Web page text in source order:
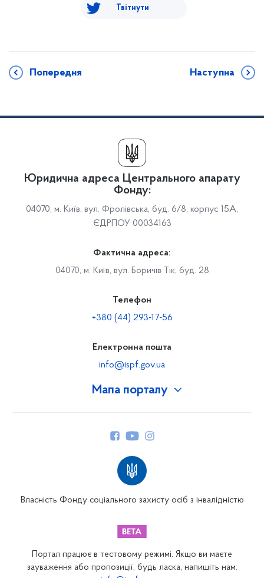
Твітнути
Попередня Наступна
Мапа порталу
Закарпатське відділення
Юридична адреса Центрального апарату
Фонду:
04070, м. Київ, вул. Фролівська, буд. 6/8, корпус 15А,
ЄДРПОУ 00034163
Фактична адреса:
04070, м. Київ, вул. Боричів Тік, буд. 28
Телефон
+380 (44) 293-17-56
Електронна пошта
info@ispf.gov.ua
Власність Фонду соціального захисту осіб з інвалідністю
Портал працює в тестовому режимі. Якщо ви маєте
зауваження або пропозиції, будь ласка, напишіть нам: